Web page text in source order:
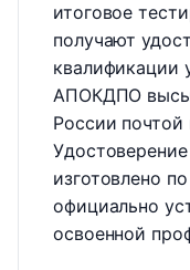
итоговое
получают
квалификации
АПОКДПО
России
изготовлено
официально
освоенной